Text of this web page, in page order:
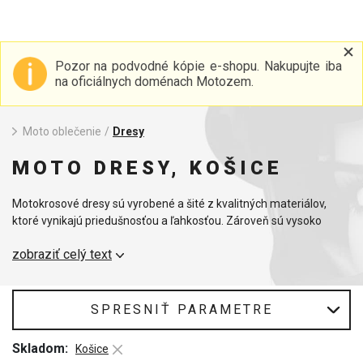
Pozor na podvodné kópie e-shopu. Nakupujte iba
na oficiálnych doménach Motozem.
Moto oblečenie / Dresy
MOTO DRESY, KOŠICE
Motokrosové dresy sú vyrobené a šité z kvalitných materiálov,
ktoré vynikajú priedušnosťou a ľahkosťou. Zároveň sú vysoko
vlhkosti. Samozrejmosťou je voľný strih, ktorý neobmedzuje
materiály sú zárukou dlhodobej životnosti.
presne doplní a podčiarkne Váš štýl.
zobraziť celý text
SPRESNIŤ PARAMETRE
Skladom: Košice